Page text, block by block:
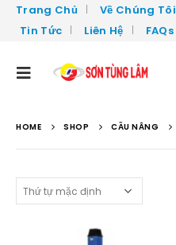
Trang Chủ Về Chúng Tôi
Tin Tức
Liên Hệ FAQs
HOME SHOP CẦU NÂNG